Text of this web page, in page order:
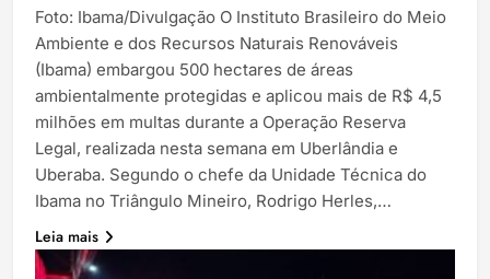
Foto: Ibama/Divulgação O Instituto Brasileiro do Meio
Ambiente e dos Recursos Naturais Renováveis
(Ibama) embargou 500 hectares de áreas
ambientalmente protegidas e aplicou mais de R$ 4,5
milhões em multas durante a Operação Reserva
Legal, realizada nesta semana em Uberlândia e
Uberaba. Segundo o chefe da Unidade Técnica do
Ibama no Triângulo Mineiro, Rodrigo Herles,…
Leia mais